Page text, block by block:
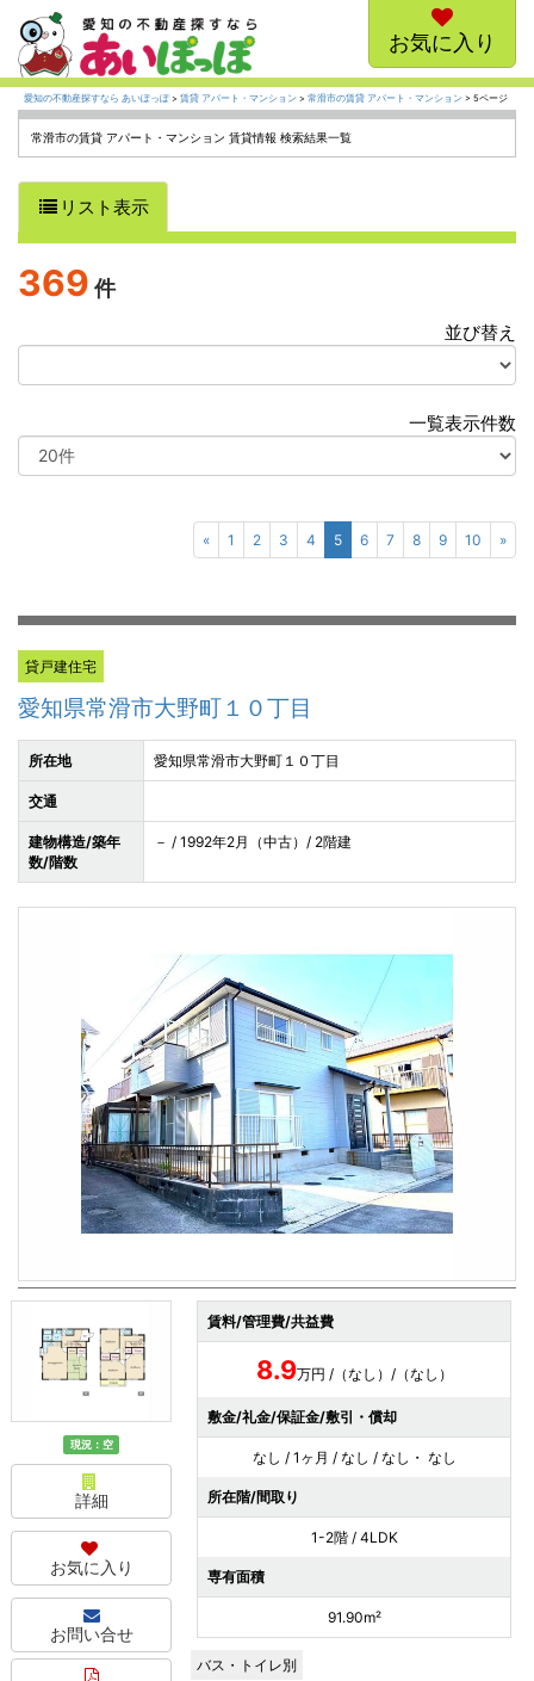
お気に入り
愛知の不動産探すなら あいぽっぽ> 賃貸 アパート・マンション > 常滑市の賃貸 アパート・マンション > 5ページ
常滑市の賃貸 アパート・マンション 賃貸情報 検索結果一覧
リスト表示
369 件
並び替え
一覧表示件数
« 1 2 3 4 5 6 7 8 9 10 »
貸戸建住宅
愛知県常滑市大野町１０丁目
所在地 愛知県常滑市大野町１０丁目
交通
建物構造/築年
数/階数
－ / 1992年2月（中古）/ 2階建
現況：空
詳細
お気に入り
お問い合せ
賃料/管理費/共益費
8.9万円 /（なし）/（なし）
敷金/礼金/保証金/敷引・償却
なし / 1ヶ月 / なし / なし・ なし
所在階/間取り
1-2階 / 4LDK
専有面積
91.90m²
バス・トイレ別